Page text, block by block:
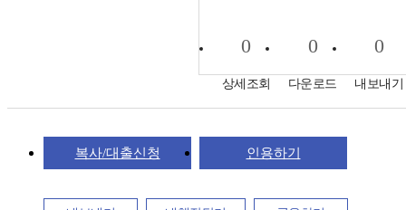
0
상세조회
0
다운로드
0
내보내기
복사/대출신청 인용하기